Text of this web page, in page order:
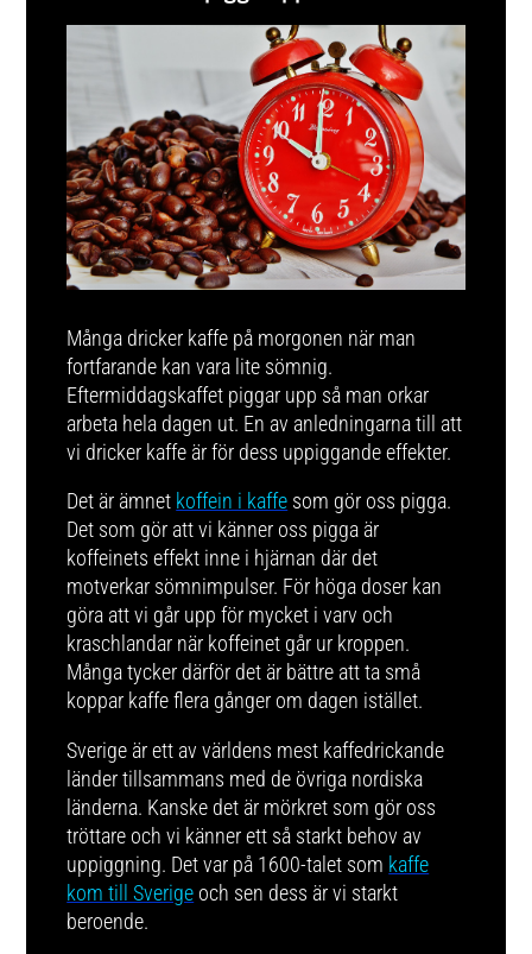
Många dricker kaffe på morgonen när man
fortfarande kan vara lite sömnig.
Eftermiddagskaffet piggar upp så man orkar
arbeta hela dagen ut. En av anledningarna till att
vi dricker kaffe är för dess uppiggande effekter.
Det är ämnet koffein i kaffe som gör oss pigga.
Det som gör att vi känner oss pigga är
koffeinets effekt inne i hjärnan där det
motverkar sömnimpulser. För höga doser kan
göra att vi går upp för mycket i varv och
kraschlandar när koffeinet går ur kroppen.
Många tycker därför det är bättre att ta små
koppar kaffe flera gånger om dagen istället.
Sverige är ett av världens mest kaffedrickande
länder tillsammans med de övriga nordiska
länderna. Kanske det är mörkret som gör oss
tröttare och vi känner ett så starkt behov av
uppiggning. Det var på 1600-talet som kaffe
kom till Sverige och sen dess är vi starkt
beroende.